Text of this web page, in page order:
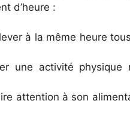
d’heure :
à la même heure
une activité
attention à son